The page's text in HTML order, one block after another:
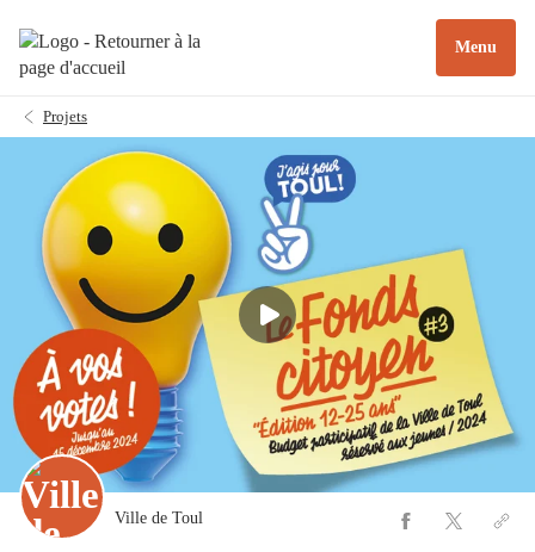
Menu
Projets
Ville de Toul